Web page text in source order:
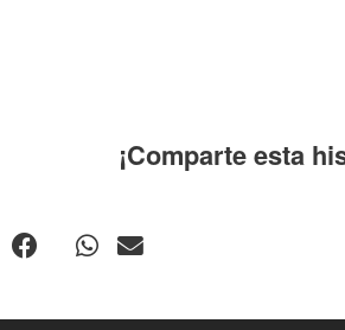
¡Comparte esta